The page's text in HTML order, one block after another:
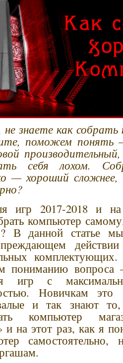
не знаете как
поможем понять
себя лохом.
— хороший
игр 2017-2018 и на
компьютер
В данной статье
пониманию вопроса
игр с
Новичкам это
и так знают
компьютер
и на этот раз, как я
самостоятельно,